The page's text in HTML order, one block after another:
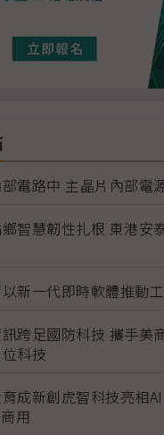
電路中 主晶片內部電
智慧韌性扎根 東港安
新一代即時軟體推動
跨足國防科技 攜手美
科技
成新創虎智科技亮相
用